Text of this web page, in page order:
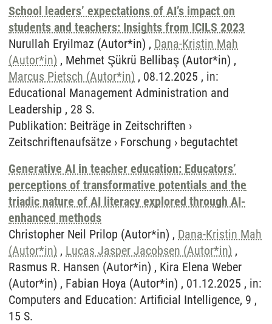
School leaders’ expectations of AI’s impact on
students and teachers: Insights from ICILS 2023
Nurullah Eryilmaz (Autor*in) , Dana-Kristin Mah
(Autor*in) , Mehmet Şükrü Bellibaş (Autor*in) ,
Marcus Pietsch (Autor*in) , 08.12.2025 , in:
Educational Management Administration and
Leadership , 28 S.
Publikation: Beiträge in Zeitschriften ›
Zeitschriftenaufsätze › Forschung › begutachtet
Generative AI in teacher education: Educators’
perceptions of transformative potentials and the
triadic nature of AI literacy explored through AI-
enhanced methods
Christopher Neil Prilop (Autor*in) , Dana-Kristin Mah
(Autor*in) , Lucas Jasper Jacobsen (Autor*in) ,
Rasmus R. Hansen (Autor*in) , Kira Elena Weber
(Autor*in) , Fabian Hoya (Autor*in) , 01.12.2025 , in:
Computers and Education: Artificial Intelligence, 9 ,
15 S.